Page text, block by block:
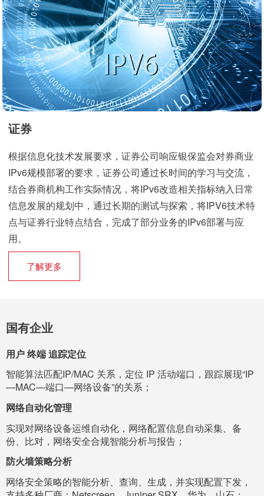
证券
根据信息化技术发展要求，证券公司响应银保监会对券商业
IPv6规模部署的要求，证券公司通过长时间的学习与交流，
结合券商机构工作实际情况，将IPv6改造相关指标纳入日常
信息发展的规划中，通过长期的测试与探索，将IPV6技术特
点与证券行业特点结合，完成了部分业务的IPv6部署与应
用。
了解更多
国有企业
用户 终端 追踪定位
智能算法匹配IP/MAC 关系，定位 IP 活动端口，跟踪展现“IP
—MAC—端口—网络设备”的关系；
网络自动化管理
实现对网络设备运维自动化，网络配置信息自动采集、备
份、比对，网络安全合规智能分析与报告；
防火墙策略分析
网络安全策略的智能分析、查询、生成，并实现配置下发，